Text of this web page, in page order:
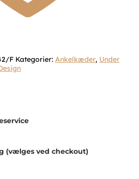
F Kategorier: Ankelkæder, Under
(vælges ved checkout)